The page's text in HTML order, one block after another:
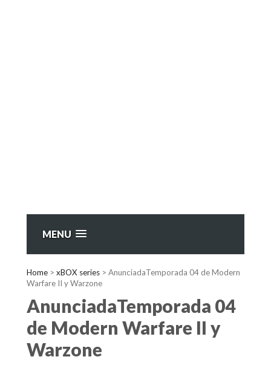
MENU
Home > xBOX series > AnunciadaTemporada 04 de Modern
Warfare II y Warzone
AnunciadaTemporada 04
de Modern Warfare II y
Warzone